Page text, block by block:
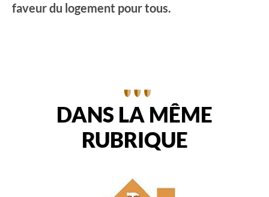
faveur du logement pour tous.
DANS LA MÊME
RUBRIQUE